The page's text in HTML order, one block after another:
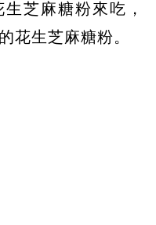
芝麻糖粉來吃，
花生芝麻糖粉。